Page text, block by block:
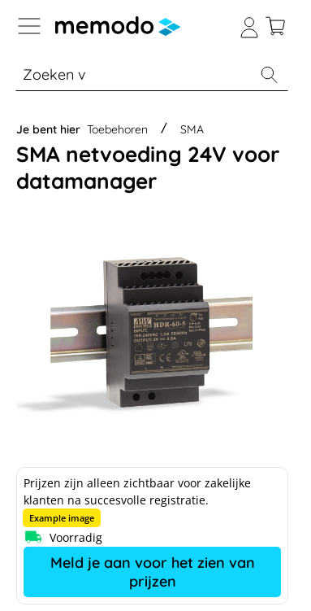
naar navigatie B2B-platform
% Sale Batterijopslag thuis
Je bent hier Toebehoren SMA
SMA netvoeding 24V voor
datamanager
Prijzen zijn alleen zichtbaar voor zakelijke
klanten na succesvolle registratie.
Example image
Voorradig
Meld je aan voor het zien van
prijzen